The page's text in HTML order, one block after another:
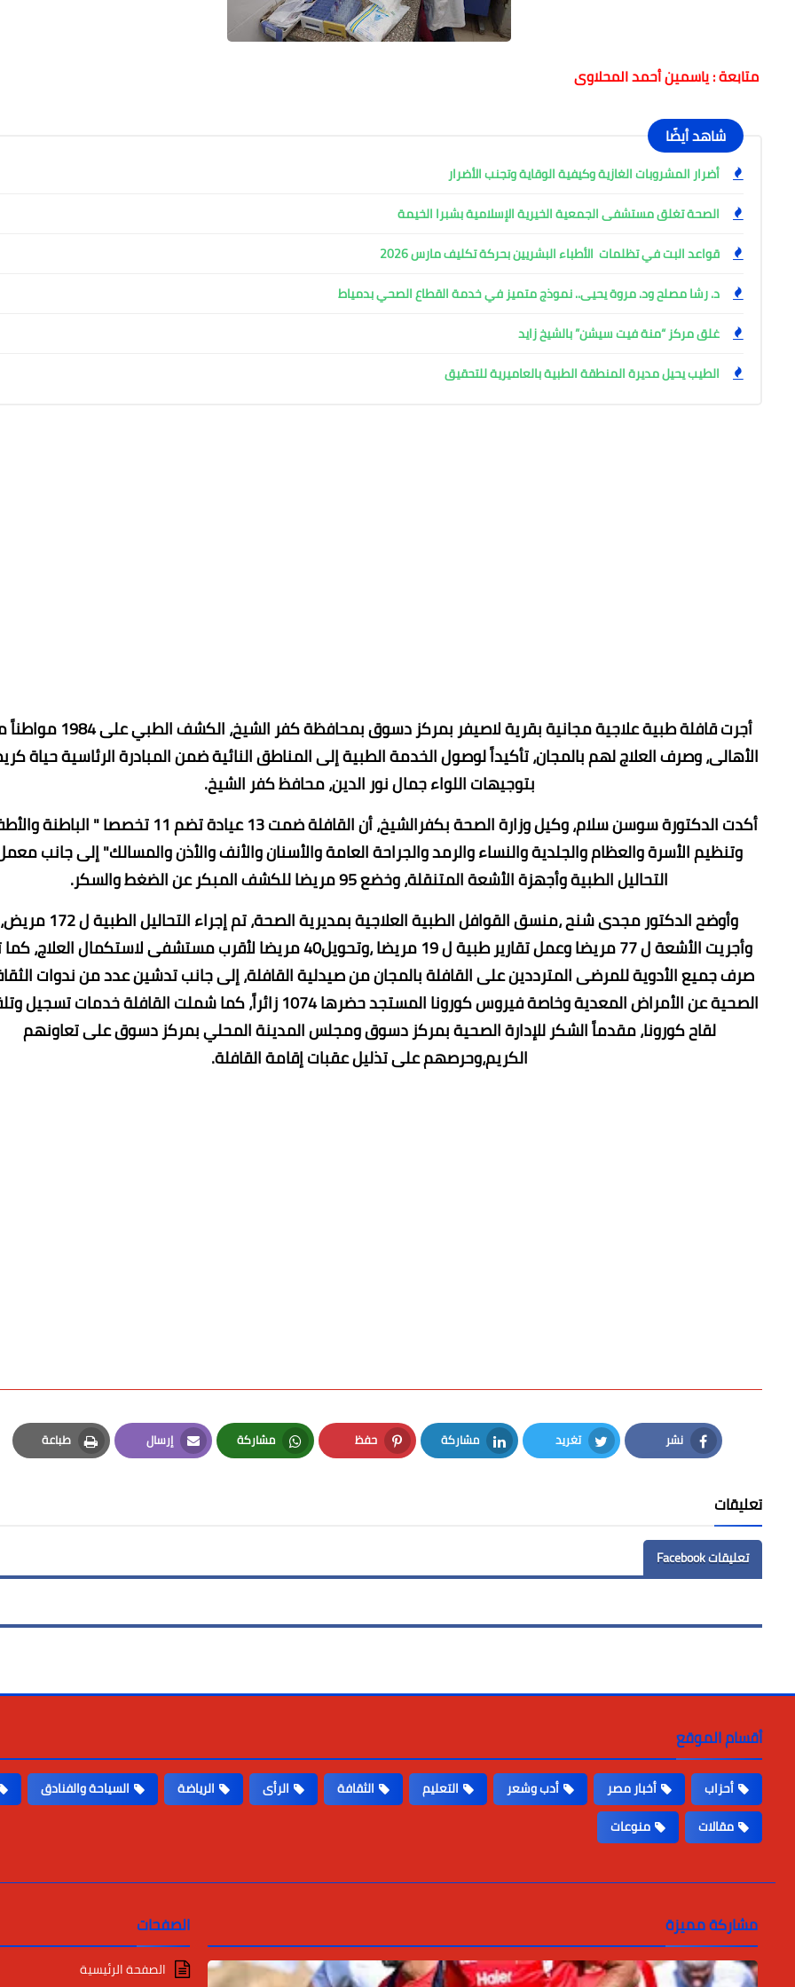
متابعة : ياسمين أحمد المحلاوى
شاهد أيضًا
أضرار المشروبات الغازية وكيفية الوقاية وتجنب الأضرار
الصحة تغلق مستشفى الجمعية الخيرية الإسلامية بشبرا الخيمة
قواعد البت في تظلمات الأطباء البشريين بحركة تكليف مارس 2026
د. رشا مصلح ود. مروة يحيى.. نموذج متميز في خدمة القطاع الصحي بدمياط
غلق مركز “منة فيت سيشن” بالشيخ زايد
الطيب يحيل مديرة المنطقة الطبية بالعاميرية للتحقيق
أجرت قافلة طبية علاجية مجانية بقرية لاصيفر بمركز دسوق بمحافظة كفر الشيخ،
الأهالى، وصرف العلاج لهم بالمجان، تأكيداً لوصول الخدمة الطبية إلى المناطق النائية ضمن المبادرة الرئاسية حياة
بتوجيهات اللواء جمال نور الدين، محافظ كفر الشيخ.
أكدت الدكتورة سوسن سلام، وكيل وزارة الصحة بكفرالشيخ، أن القافلة ضمت 13 عيادة تضم 11 تخصصا "
وتنظيم الأسرة والعظام والجلدية والنساء والرمد والجراحة العامة والأسنان والأنف والأذن والمسالك" إلى جانب
التحاليل الطبية وأجهزة الأشعة المتنقلة، وخضع 95 مريضا للكشف المبكر عن الضغط والسكر.
وأوضح الدكتور مجدى شنح ،منسق القوافل الطبية العلاجية بمديرية الصحة، تم إجراء التحاليل الطبية ل 172 مريض،
وأجريت الأشعة ل 77 مريضا وعمل تقارير طبية ل 19 مريضا ،وتحويل40 مريضا لأقرب مستشفى لاستكمال
صرف جميع الأدوية للمرضى المترددين على القافلة بالمجان من صيدلية القافلة، إلى جانب تدشين عدد من ندوات
الصحية عن الأمراض المعدية وخاصة فيروس كورونا المستجد حضرها 1074 زائراً، كما شملت القافلة خدمات
لقاح كورونا، مقدماً الشكر للإدارة الصحية بمركز دسوق ومجلس المدينة المحلي بمركز دسوق على تعاونهم
الكريم،وحرصهم على تذليل عقبات إقامة القافلة.
نشر
Facebook
تغريد
Twitter
مشاركة
LinkedIn
حفظ
Pinterest
مشاركة
Whatsapp
إرسال
Email
طباعة
Print
تعليقات
تعليقات Facebook
أقسام الموقع
أحزاب أخبار مصر أدب وشعر التعليم الثقافة الرأى الرياضة السياحة والفنادق
مقالات
منوعات
مشاركة مميزة الصفحات
الصفحة الرئيسية